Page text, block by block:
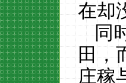
在却
同
田，
庄稼